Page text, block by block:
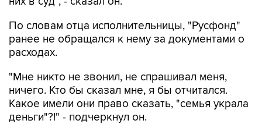
По словам отца исполнительницы, "Русфонд"
ранее не обращался к нему за документами о
расходах.
"Мне никто не звонил, не спрашивал меня,
ничего. Кто бы сказал мне, я бы отчитался.
Какое имели они право сказать, "семья украла
деньги"?!" - подчеркнул он.